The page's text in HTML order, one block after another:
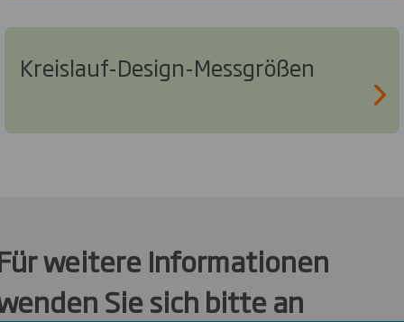
Kreislauf-Design-Messgrößen
weitere Informationen
Sie sich bitte an